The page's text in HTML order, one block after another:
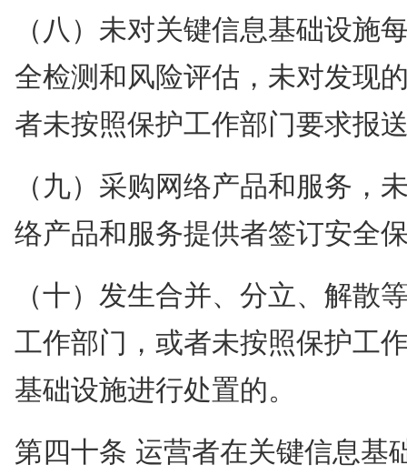
（八）未对关键信息基础设施
全检测和风险评估，未对发现
者未按照保护工作部门要求报
（九）采购网络产品和服务，
络产品和服务提供者签订安全
（十）发生合并、分立、解散
工作部门，或者未按照保护工
基础设施进行处置的。
第四十条 运营者在关键信息基